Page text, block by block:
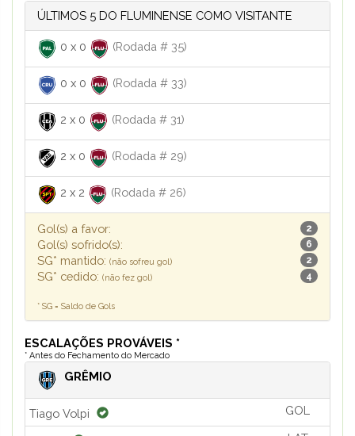
ÚLTIMOS 5 DO FLUMINENSE COMO VISITANTE
0 x 0 (Rodada # 35)
0 x 0 (Rodada # 33)
2 x 0 (Rodada # 31)
2 x 0 (Rodada # 29)
2 x 2 (Rodada # 26)
Gol(s) a favor: 2
Gol(s) sofrido(s): 6
SG* mantido: (não sofreu gol) 2
SG* cedido: (não fez gol) 4
* SG = Saldo de Gols
ESCALAÇÕES PROVÁVEIS *
* Antes do Fechamento do Mercado
GRÊMIO
Tiago Volpi GOL